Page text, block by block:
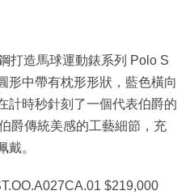
打造馬球運動錶系列 Polo S
形中帶有枕形形狀，藍色橫向
計時秒針刻了一個代表伯爵的
爵傳統美感的工藝細節，充
戴。
$219,000